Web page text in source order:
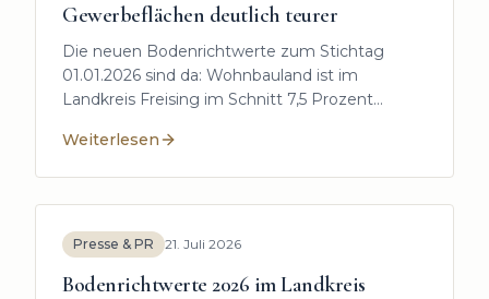
Gewerbeflächen deutlich teurer
Die neuen Bodenrichtwerte zum Stichtag
01.01.2026 sind da: Wohnbauland ist im
Landkreis Freising im Schnitt 7,5 Prozent
sich dagegen fast flächendeckend. Unsere
Weiterlesen
:Bodenrichtwerte 2026 im Landkreis Freising:
Presse & PR 21. Juli 2026
Bodenrichtwerte 2026 im Landkreis